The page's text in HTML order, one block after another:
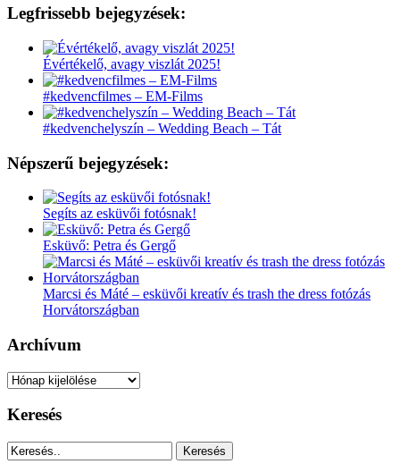
Legfrissebb bejegyzések:
Évértékelő, avagy viszlát 2025!
#kedvencfilmes – EM-Films
#kedvenchelyszín – Wedding Beach – Tát
Népszerű bejegyzések:
Segíts az esküvői fotósnak!
Esküvő: Petra és Gergő
Marcsi és Máté – esküvői kreatív és trash the dress fotózás
Horvátországban
Archívum
Archívum
Keresés
Keresés